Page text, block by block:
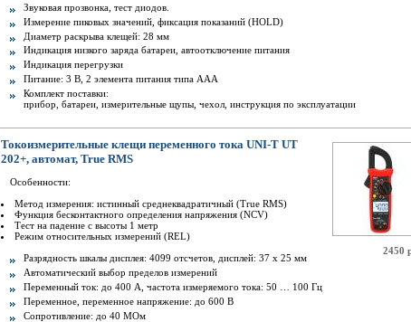
Звуковая прозвонка, тест диодов.
Измерение пиковых значений, фиксация показаний (HOLD)
Диаметр раскрыва клещей: 28 мм
Индикация низкого заряда батареи, автоотключение питания
Индикация перегрузки
Питание: 3 В, 2 элемента питания типа AAА
Комплект поставки:
прибор, батареи, измерительные щупы, чехол, инструкция по эксплуатации
2450
Токоизмерительные клещи переменного тока UNI-T UT
202+, автомат, True RMS
Особенности:
Метод измерения: истинный среднеквадратичный (True RMS)
Функция бесконтактного определения напряжения (NCV)
Тест на падение с высоты 1 метр
Режим относительных измерений (REL)
Разрядность шкалы дисплея: 4099 отсчетов, дисплей: 37 х 25 мм
Автоматический выбор пределов измерений
Переменный ток: до 400 А, частота измеряемого тока: 50 … 100 Гц
Переменное, переменное напряжение: до 600 В
Сопротивление: до 40 МОм